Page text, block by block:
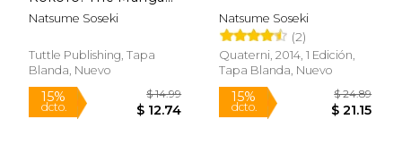
Edition (en Inglés)
Natsume Soseki
Tuttle Publishing, Tapa
Blanda, Nuevo
Natsume Soseki
(2)
Quaterni, 2014, 1 Edición,
Tapa Blanda, Nuevo